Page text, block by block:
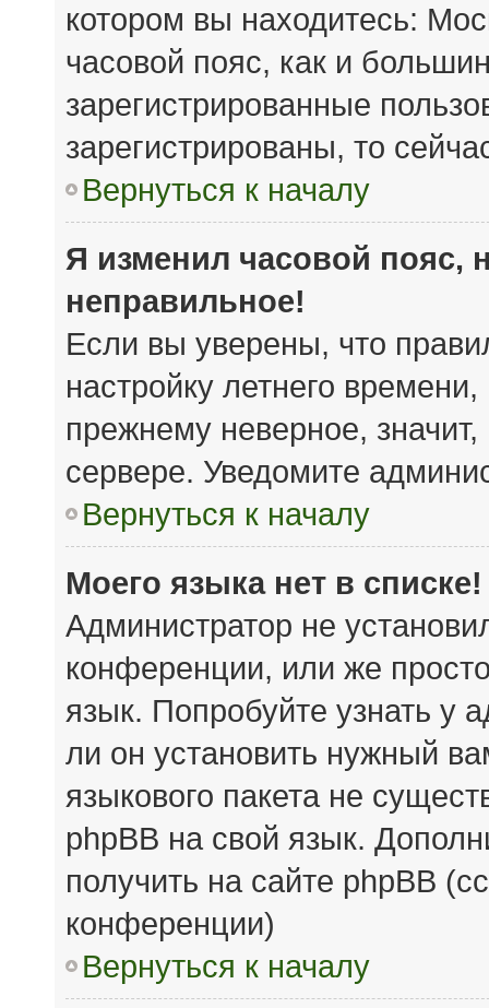
котором вы находитесь:
часовой пояс, как и
зарегистрированные
зарегистрированы, то
Вернуться к началу
Я изменил часовой пояс,
неправильное!
Если вы уверены, что
настройку летнего
прежнему неверное,
сервере. Уведомите
Вернуться к началу
Моего языка нет в списке!
Администратор не
конференции, или же
язык. Попробуйте узнать у
ли он установить нужный
языкового пакета не
phpBB на свой язык.
получить на сайте phpBB
конференции)
Вернуться к началу